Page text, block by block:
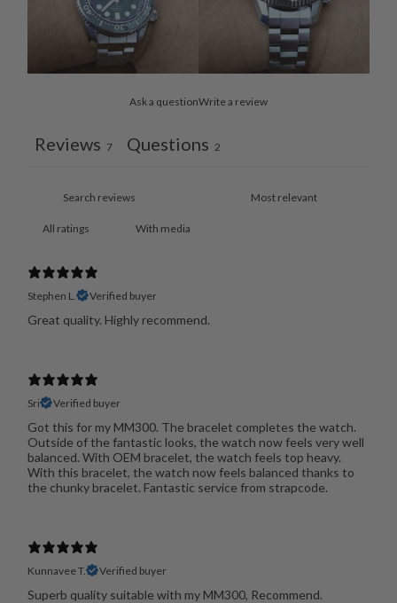
Ask a questionWrite a review
Reviews 7 Questions 2
With media
Stephen L. Verified buyer
Great quality. Highly recommend.
Sri Verified buyer
Got this for my MM300. The bracelet completes the watch.
Outside of the fantastic looks, the watch now feels very well
balanced. With OEM bracelet, the watch feels top heavy.
With this bracelet, the watch now feels balanced thanks to
the chunky bracelet. Fantastic service from strapcode.
Kunnavee T. Verified buyer
Superb quality suitable with my MM300, Recommend.